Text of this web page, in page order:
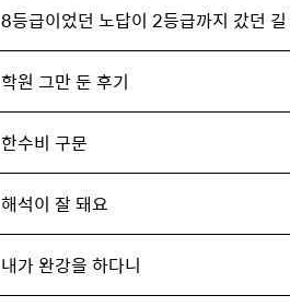
8등급이었던 노답이 2등급까지 갔던 길
학원 그만 둔 후기
한수비 구문
해석이 잘 돼요
내가 완강을 하다니